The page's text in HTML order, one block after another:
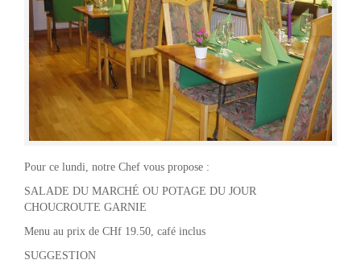
Pour ce lundi, notre Chef vous propose :
SALADE DU MARCHÉ OU POTAGE DU JOUR
CHOUCROUTE GARNIE
Menu au prix de CHf 19.50, café inclus
SUGGESTION